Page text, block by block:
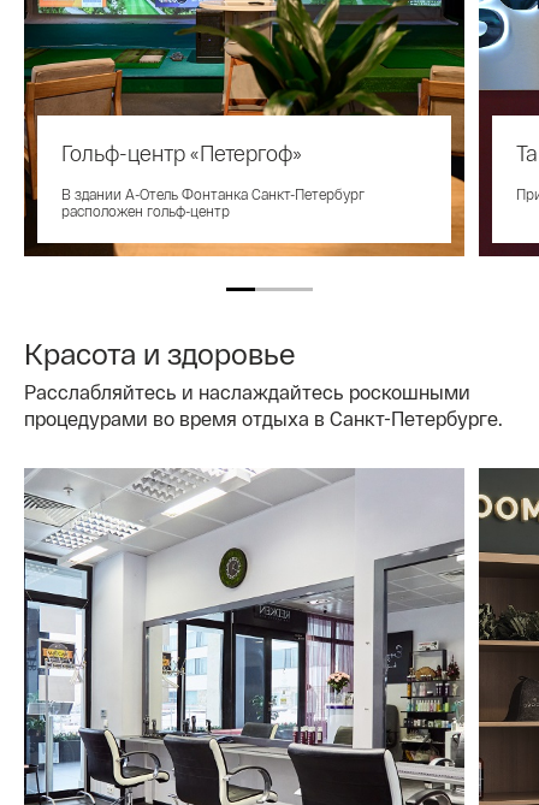
Гольф-центр «Петергоф»
В здании А-Отель Фонтанка Санкт-Петербург
расположен гольф-центр
Красота и здоровье
Расслабляйтесь и наслаждайтесь роскошными
процедурами во время отдыха в Санкт-Петербурге.